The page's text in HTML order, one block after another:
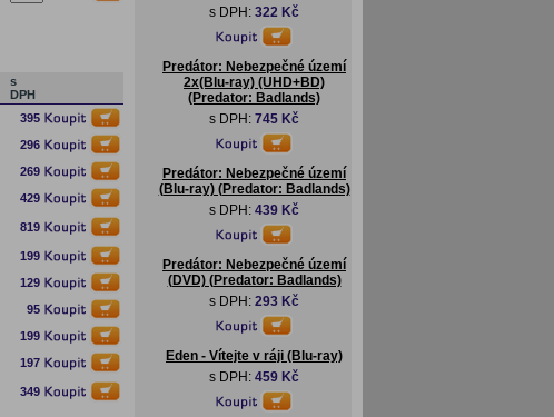
s
DPH
395
296
269
429
819
199
129
95
199
197
349
s DPH: 322 Kč
Predátor: Nebezpečné území
2x(Blu-ray) (UHD+BD)
(Predator: Badlands)
s DPH: 745 Kč
Predátor: Nebezpečné území
(Blu-ray) (Predator: Badlands)
s DPH: 439 Kč
Predátor: Nebezpečné území
(DVD) (Predator: Badlands)
s DPH: 293 Kč
Eden - Vítejte v ráji (Blu-ray)
s DPH: 459 Kč